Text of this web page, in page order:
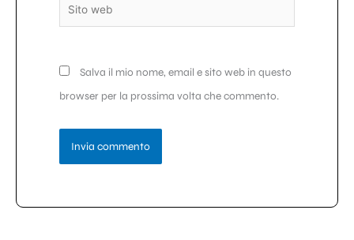
web
Salva il mio nome, email e sito web in questo
browser per la prossima volta che commento.